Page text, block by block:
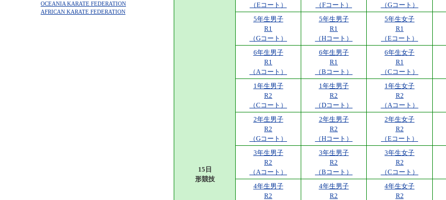
OCEANIA KARATE FEDERATION
AFRICAN KARATE FEDERATION
15日
形競技
（Eコート）
（Fコート）
（Gコート）
5年生男子
R1
（Gコート）
5年生男子
R1
（Hコート）
5年生女子
R1
（Eコート）
6年生男子
R1
（Aコート）
6年生男子
R1
（Bコート）
6年生女子
R1
（Cコート）
1年生男子
R2
（Cコート）
1年生男子
R2
（Dコート）
1年生女子
R2
（Aコート）
2年生男子
R2
（Gコート）
2年生男子
R2
（Hコート）
2年生女子
R2
（Eコート）
3年生男子
R2
（Aコート）
3年生男子
R2
（Bコート）
3年生女子
R2
（Cコート）
4年生男子
R2
4年生男子
R2
4年生女子
R2